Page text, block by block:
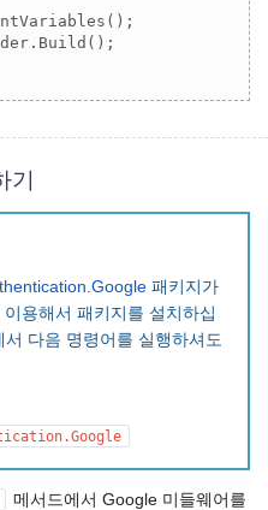
기
패키지가
용해서 패키지를 설치하십
다음 명령어를 실행하셔도
메서드에서 Google 미들웨어를